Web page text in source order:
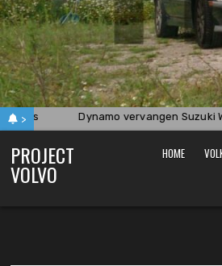
> Dynamo vervangen Suzuki
PROJECT
VOLVO
HOME